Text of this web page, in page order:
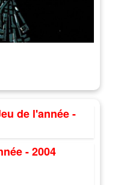
de l'année -
- 2004